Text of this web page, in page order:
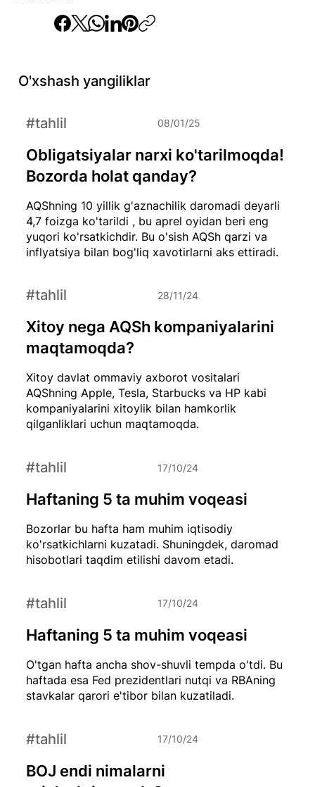
O'xshash yangiliklar
AQShning 10 yillik g'aznachilik daromadi deyarli
4,7 foizga ko'tarildi , bu aprel oyidan beri eng
yuqori ko'rsatkichdir. Bu o'sish AQSh qarzi va
inflyatsiya bilan bog'liq xavotirlarni aks ettiradi.
Obligatsiyalar narxi ko'tarilmoqda!
Bozorda holat qanday?
#tahlil 08/01/25
Xitoy davlat ommaviy axborot vositalari
AQShning Apple, Tesla, Starbucks va HP kabi
kompaniyalarini xitoylik bilan hamkorlik
qilganliklari uchun maqtamoqda.
Xitoy nega AQSh kompaniyalarini
maqtamoqda?
#tahlil 28/11/24
Bozorlar bu hafta ham muhim iqtisodiy
ko'rsatkichlarni kuzatadi. Shuningdek, daromad
hisobotlari taqdim etilishi davom etadi.
Haftaning 5 ta muhim voqeasi
#tahlil 17/10/24
O'tgan hafta ancha shov-shuvli tempda o'tdi. Bu
haftada esa Fed prezidentlari nutqi va RBAning
stavkalar qarori e'tibor bilan kuzatiladi.
Haftaning 5 ta muhim voqeasi
#tahlil 17/10/24
BOJ endi nimalarni
#tahlil 17/10/24